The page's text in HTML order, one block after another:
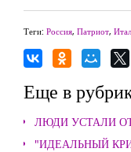
Теги: Россия, Патриот,
Еще в
ЛЮДИ УСТАЛИ
"ИДЕАЛЬНЫЙ